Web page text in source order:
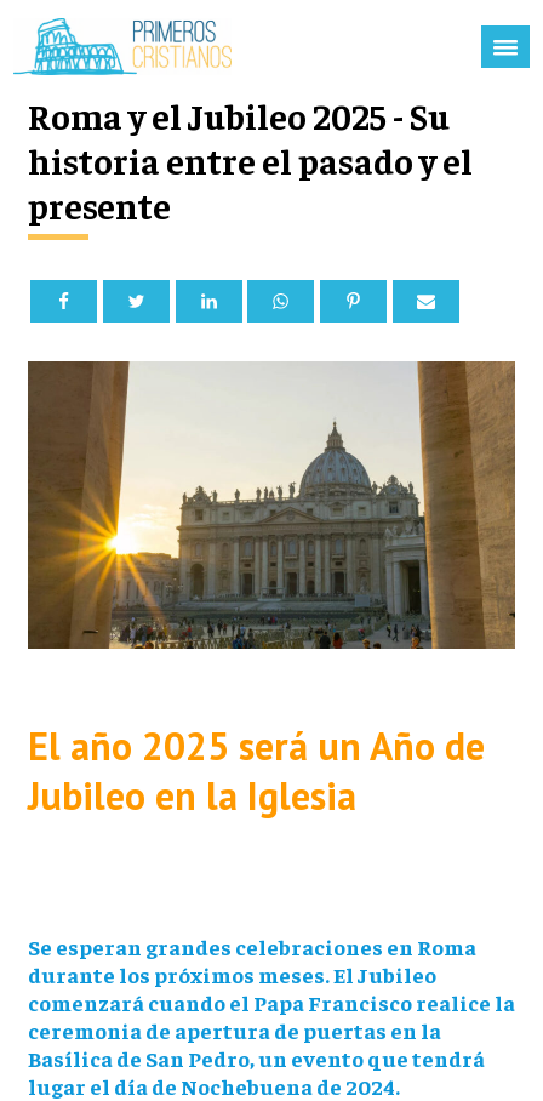
Roma y el Jubileo 2025 - Su
historia entre el pasado y el
presente
El año 2025 será un Año de
Jubileo en la Iglesia
Se esperan grandes celebraciones en Roma
durante los próximos meses. El Jubileo
comenzará cuando el Papa Francisco realice la
ceremonia de apertura de puertas en la
Basílica de San Pedro, un evento que tendrá
lugar el día de Nochebuena de 2024.